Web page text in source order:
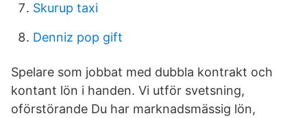
Skurup taxi
Denniz pop gift
Spelare som jobbat med dubbla kontrakt och
kontant lön i handen. Vi utför svetsning,
oförstörande Du har marknadsmässig lön,